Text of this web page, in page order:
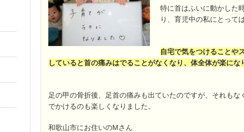
特に首はふいに動かした
り、育児中の私にとって
自宅で気をつけることや
していると首の痛みはでることがなくなり、体全体が楽にな
足の甲の骨折後、足首の痛みも出ていたのですが、それも
でかけるのも楽しくなりました。
和歌山市にお住いのMさん